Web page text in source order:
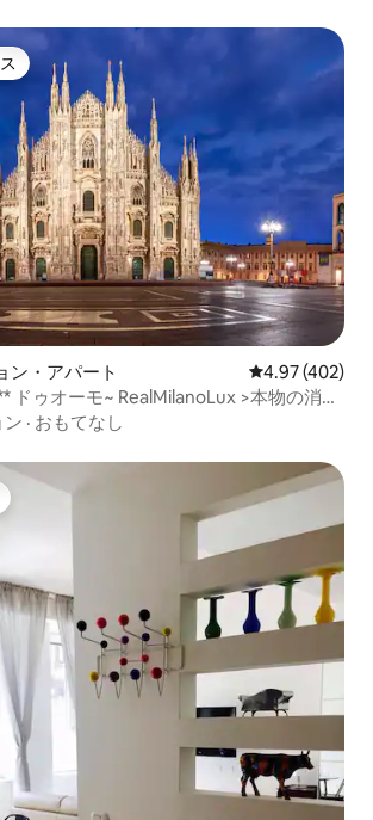
ョイスです。
ン・アパート レビュー402
4.97 (402)
ドゥオーモ~ RealMilanoLux >本物の消毒
ン · おもてなし